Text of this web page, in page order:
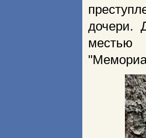
дочери.
местью